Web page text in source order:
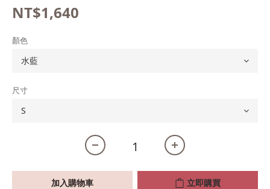
NT$1,640
顏色
尺寸
加入購物車 立即購買